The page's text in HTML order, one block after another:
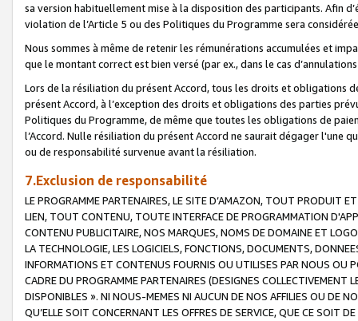
sa version habituellement mise à la disposition des participants. Afin
violation de l’Article 5 ou des Politiques du Programme sera
Nous sommes à même de retenir les rémunérations accumulées et
que le montant correct est bien versé (par ex., dans le cas
Lors de la résiliation du présent Accord, tous les droits et obligations
présent Accord, à l’exception des droits et obligations des parties
Politiques du Programme, de même que toutes les obligations de
l’Accord. Nulle résiliation du présent Accord ne saurait dégager l'une
ou de responsabilité survenue avant la résiliation.
7.Exclusion de responsabilité
LE PROGRAMME PARTENAIRES, LE SITE D’AMAZON, TOUT PRODUIT
LIEN, TOUT CONTENU, TOUTE INTERFACE DE PROGRAMMATION
CONTENU PUBLICITAIRE, NOS MARQUES, NOMS DE DOMAINE ET
LA TECHNOLOGIE, LES LOGICIELS, FONCTIONS, DOCUMENTS,
INFORMATIONS ET CONTENUS FOURNIS OU UTILISES PAR NOUS OU
CADRE DU PROGRAMME PARTENAIRES (DESIGNES COLLECTIVEMENT
DISPONIBLES ». NI NOUS-MEMES NI AUCUN DE NOS AFFILIES OU DE
QU’ELLE SOIT CONCERNANT LES OFFRES DE SERVICE, QUE CE SOIT